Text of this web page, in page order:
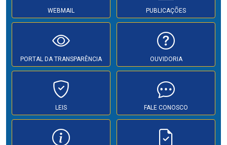
WEBMAIL PUBLICAÇÕES
PORTAL DA TRANSPARÊNCIA OUVIDORIA
LEIS FALE CONOSCO